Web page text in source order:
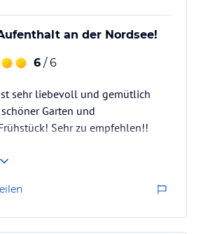
an der Nordsee!
6 / 6
sehr liebevoll und gemütlich
Garten und
Sehr zu empfehlen!!